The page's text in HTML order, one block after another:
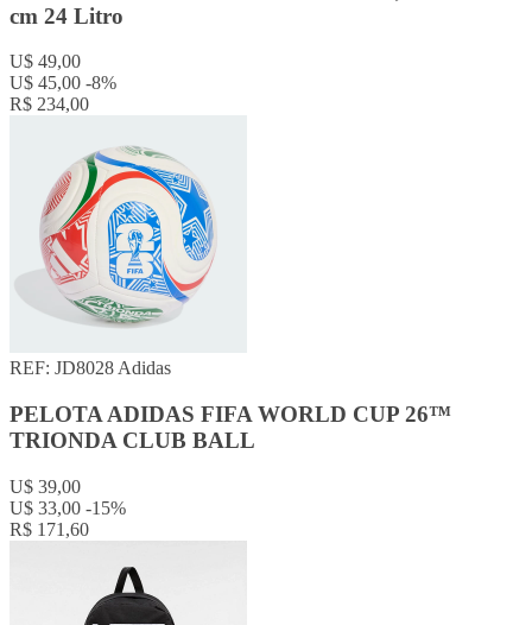
cm 24 Litro
U$ 49,00
U$ 45,00 -8%
R$ 234,00
REF: JD8028 Adidas
PELOTA ADIDAS FIFA WORLD CUP 26™
TRIONDA CLUB BALL
U$ 39,00
U$ 33,00 -15%
R$ 171,60